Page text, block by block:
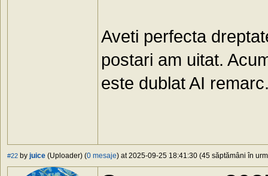
Aveti perfecta
postari am uitat.
este dublat AI
#22 by juice (Uploader) (0 mesaje) at 2025-09-25 18:41:30 (45 săptămâni în